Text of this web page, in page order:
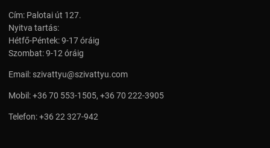
Cím: Palotai út 127.
Nyitva tartás:
Hétfő-Péntek: 9-17 óráig
Szombat: 9-12 óráig
Email: szivattyu@szivattyu.com
Mobil:+36 70 553-1505, +36 70 222-3905
Telefon:+36 22 327-942